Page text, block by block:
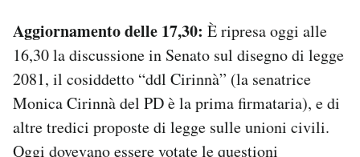
SHOP
CALENDARIO
AREA PERSONALE
Aggiornamento delle 17,30: È ripresa oggi alle
16,30 la discussione in Senato sul disegno di legge
2081, il cosiddetto “ddl Cirinnà” (la senatrice
Monica Cirinnà del PD è la prima firmataria), e di
altre tredici proposte di legge sulle unioni civili.
Oggi dovevano essere votate le questioni